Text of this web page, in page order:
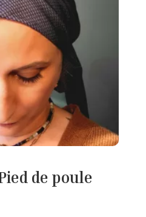
de poule